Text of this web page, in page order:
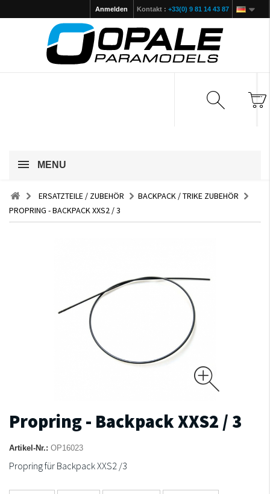
Kontakt : +33(0) 9 81 14 43 87
Anmelden
MENU
ERSATZTEILE / ZUBEHÖR
BACKPACK / TRIKE ZUBEHÖR
PROPRING - BACKPACK XXS2 / 3
Propring - Backpack XXS2 / 3
Artikel-Nr.: OP16023
Propring für Backpack XXS2 /3